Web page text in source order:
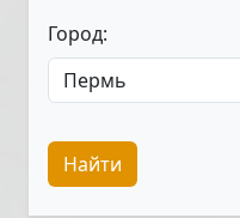
Город:
Найти